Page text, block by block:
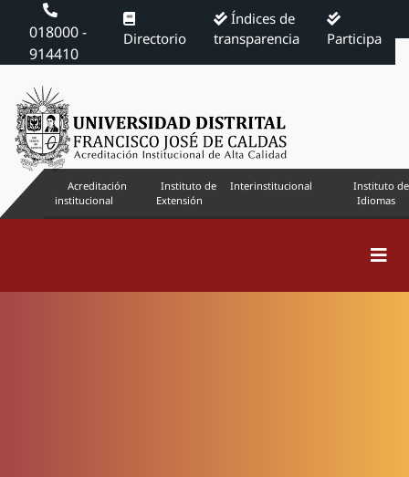
018000 -
914410
Directorio
Índices de
transparencia
Participa
Acreditación
institucional
Instituto de
Extensión
Interinstitucional
Instituto de
Idiomas